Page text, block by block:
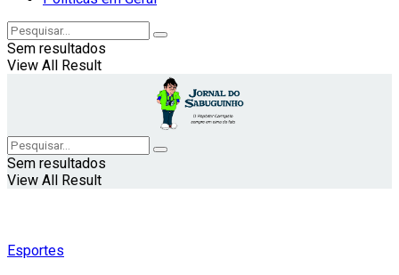
Sem resultados
View All Result
Sem resultados
View All Result
Esportes